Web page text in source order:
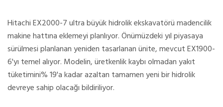
Hitachi EX2000-7 ultra büyük hidrolik ekskavatörü madencilik
makine hattına eklemeyi planlıyor. Önümüzdeki yıl piyasaya
sürülmesi planlanan yeniden tasarlanan ünite, mevcut EX1900-
6'yı temel alıyor. Modelin, üretkenlik kaybı olmadan yakıt
tüketimini% 19'a kadar azaltan tamamen yeni bir hidrolik
devreye sahip olacağı bildiriliyor.